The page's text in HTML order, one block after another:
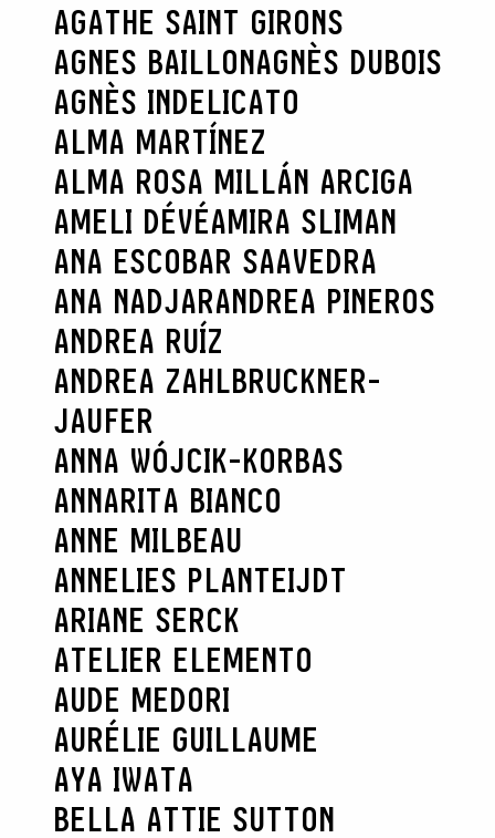
AGATHE SAINT GIRONS
AGNES BAILLONAGNÈS DUBOIS
AGNÈS INDELICATO
ALMA MARTÍNEZ
ALMA ROSA MILLÁN ARCIGA
AMELI DÉVÉAMIRA SLIMAN
ANA ESCOBAR SAAVEDRA
ANA NADJARANDREA PINEROS
ANDREA RUÍZ
ANDREA ZAHLBRUCKNER-
JAUFER
ANNA WÓJCIK-KORBAS
ANNARITA BIANCO
ANNE MILBEAU
ANNELIES PLANTEIJDT
ARIANE SERCK
ATELIER ELEMENTO
AUDE MEDORI
AURÉLIE GUILLAUME
AYA IWATA
BELLA ATTIE SUTTON